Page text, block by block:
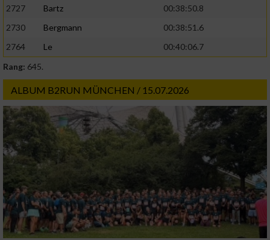
2727
Bartz
00:38:50.8
2730
Bergmann
00:38:51.6
2764
Le
00:40:06.7
Rang: 645.
ALBUM B2RUN MÜNCHEN / 15.07.2026